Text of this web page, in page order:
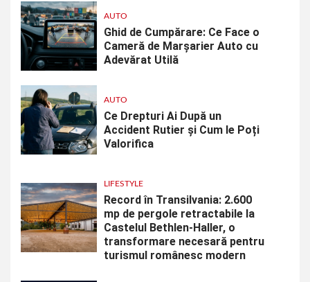
AUTO
Ghid de Cumpărare: Ce Face o
Cameră de Marșarier Auto cu
Adevărat Utilă
AUTO
Ce Drepturi Ai După un
Accident Rutier și Cum le Poți
Valorifica
LIFESTYLE
Record în Transilvania: 2.600
mp de pergole retractabile la
Castelul Bethlen-Haller, o
transformare necesară pentru
turismul românesc modern